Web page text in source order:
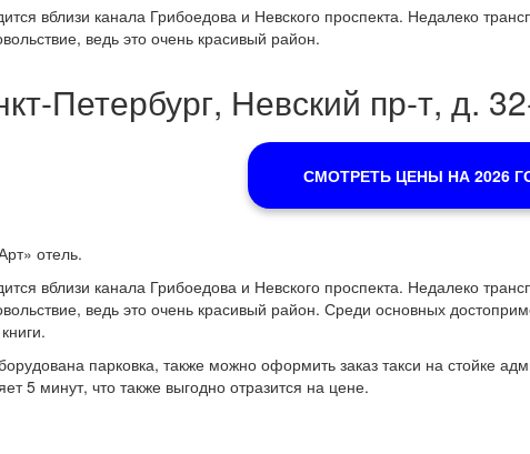
вблизи канала Грибоедова и Невского проспекта. Недалеко
ведь это очень красивый район.
Петербург, Невский пр-т, д.
СМОТРЕТЬ ЦЕНЫ НА 2026
отель.
вблизи канала Грибоедова и Невского проспекта. Недалеко
ведь это очень красивый район. Среди основных
парковка, также можно оформить заказ такси на стойке
5 минут, что также выгодно отразится на цене.